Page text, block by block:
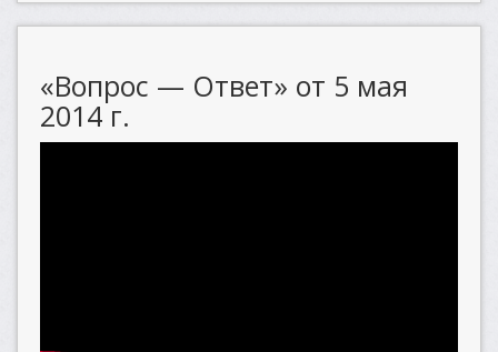
«Вопрос — Ответ» от 5 мая
2014 г.